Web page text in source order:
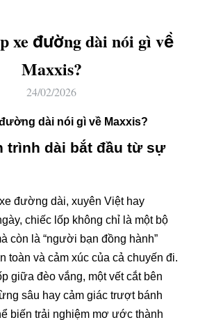
xe đường dài nói gì về
Maxxis?
24/02/2026
dài nói gì về Maxxis?
trình dài bắt đầu từ sự
đường dài, xuyên Việt hay
chiếc lốp không chỉ là một bộ
còn là “người bạn đồng hành”
toàn và cảm xúc của cả chuyến đi.
giữa đèo vắng, một vết cắt bên
sâu hay cảm giác trượt bánh
biến trải nghiệm mơ ước thành